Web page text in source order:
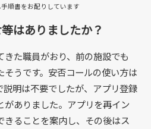
順書をお配りしています
はありましたか？
た職員がおり、前の施設でも
うです。安否コールの使い方は
明は不要でしたが、アプリ登録
がありました。アプリを再イン
きることを案内し、その後はス